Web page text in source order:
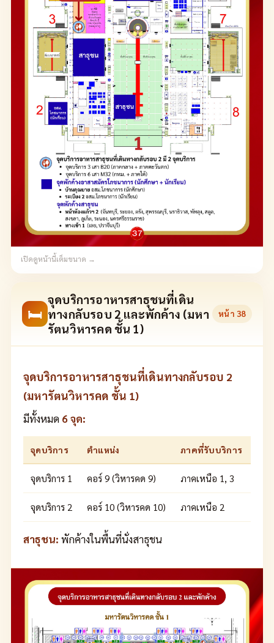
เปิดดูหน้านี้เต็มขนาด →
🛏
จุดบริการอาหารสาธุชนที่เดิน
ทางกลับรอบ 2 และพักค้าง (มหา
รัตนวิหารคด ชั้น 1)
หน้า 38
จุดบริการอาหารสาธุชนที่เดินทางกลับรอบ 2
(มหารัตนวิหารคด ชั้น 1)
มีทั้งหมด 6 จุด:
จุดบริการ ตำแหน่ง ภาคที่รับบริการ
จุดบริการ 1 คอร์ 9 (วิหารคด 9) ภาคเหนือ 1, 3
จุดบริการ 2 คอร์ 10 (วิหารคด 10) ภาคเหนือ 2
สาธุชน: พักค้างในพื้นที่นั่งสาธุชน